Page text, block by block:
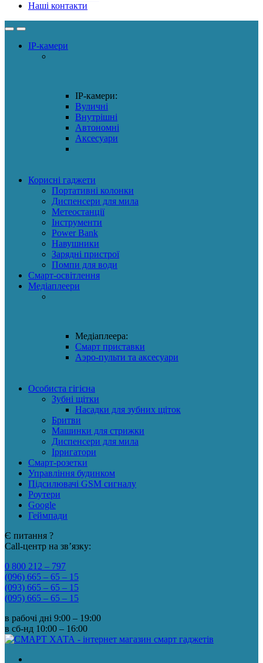
Наші контакти
IP-камери
IP-камери:
Вуличні
Внутрішні
Автономні
Аксесуари
Корисні гаджети
Портативні колонки
Диспенсери для мила
Метеостанції
Інструменти
Power Bank
Навушники
Зарядні пристрої
Помпи для води
Смарт-освітлення
Медіаплеери
Медіаплеера:
Смарт приставки
Аэро-пульти та аксесуари
Особиста гігієна
Зубні щітки
Насадки для зубних щіток
Бритви
Машинки для стрижки
Диспенсери для мила
Ірригатори
Смарт-розетки
Управління будинком
Підсилювачі GSM сигналу
Роутери
Google
Геймпади
Є питання ?
Call-центр на зв’язку:
0 800 212 – 797
(096) 665 – 65 – 15
(093) 665 – 65 – 15
(095) 665 – 65 – 15
в рабочі дні 9:00 – 19:00
в сб-нд 10:00 – 16:00